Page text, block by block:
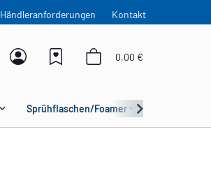
Händleranforderungen Kontakt
0,00 €
Sprühflaschen/Foamer